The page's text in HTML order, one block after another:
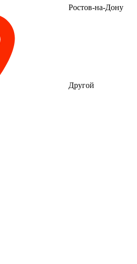
Ростов-на-Дону
Другой